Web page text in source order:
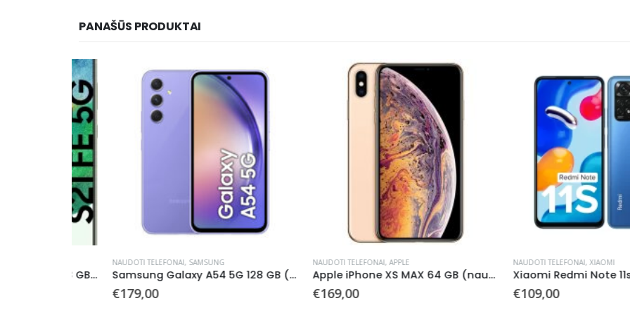
PANAŠŪS PRODUKTAI
NAUDOTI TELEFONAI,SAMSUNG
Samsung Galaxy A54 5G 128 GB (Naudotas)
179,00
NAUDOTI TELEFONAI,APPLE
Apple iPhone XS MAX 64 GB (naudotas)
169,00
NAUDOTI TELEFONAI,XIAOMI
109,00